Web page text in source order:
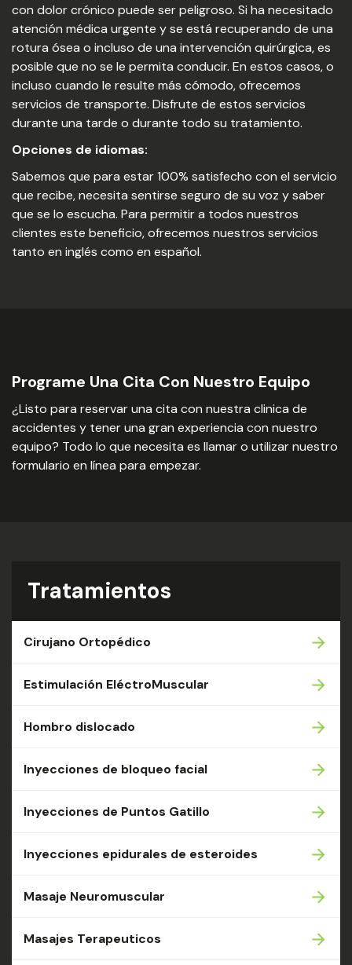
con dolor crónico puede ser peligroso. Si ha necesitado
atención médica urgente y se está recuperando de una
rotura ósea o incluso de una intervención quirúrgica, es
posible que no se le permita conducir. En estos casos, o
incluso cuando le resulte más cómodo, ofrecemos
servicios de transporte. Disfrute de estos servicios
durante una tarde o durante todo su tratamiento.
Opciones de idiomas:
Sabemos que para estar 100% satisfecho con el servicio
que recibe, necesita sentirse seguro de su voz y saber
que se lo escucha. Para permitir a todos nuestros
clientes este beneficio, ofrecemos nuestros servicios
tanto en inglés como en español.
Programe Una Cita Con Nuestro Equipo
¿Listo para reservar una cita con nuestra clinica de
accidentes y tener una gran experiencia con nuestro
equipo? Todo lo que necesita es llamar o utilizar nuestro
formulario en línea para empezar.
Tratamientos
Cirujano Ortopédico
Estimulación EléctroMuscular
Hombro dislocado
Inyecciones de bloqueo facial
Inyecciones de Puntos Gatillo
Inyecciones epidurales de esteroides
Masaje Neuromuscular
Masajes Terapeuticos